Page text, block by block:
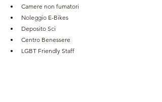
Camere non fumatori
Noleggio E-Bikes
Deposito Sci
Centro Benessere
LGBT Friendly Staff